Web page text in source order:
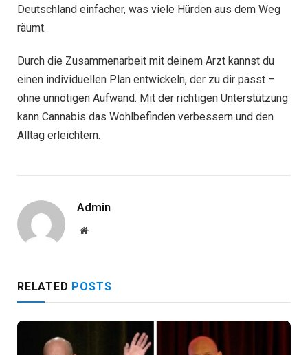
Deutschland einfacher, was viele Hürden aus dem Weg
räumt.
Durch die Zusammenarbeit mit deinem Arzt kannst du
einen individuellen Plan entwickeln, der zu dir passt –
ohne unnötigen Aufwand. Mit der richtigen Unterstützung
kann Cannabis das Wohlbefinden verbessern und den
Alltag erleichtern.
Admin
Website
RELATED POSTS